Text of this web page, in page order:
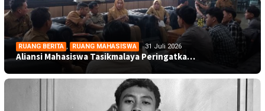
RUANG BERITA , RUANG MAHASISWA 31 Juli 2026
Aliansi Mahasiswa Tasikmalaya Peringatka…